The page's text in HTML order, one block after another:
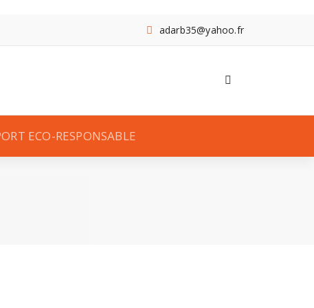
adarb35@yahoo.fr
ECO-RESPONSABLE